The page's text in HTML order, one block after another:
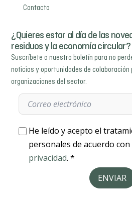
Contacto
¿Quieres estar al día de las
residuos y la economía circular?
Suscríbete a nuestro boletín para no
noticias y oportunidades de colaboración
organizaciones del sector.